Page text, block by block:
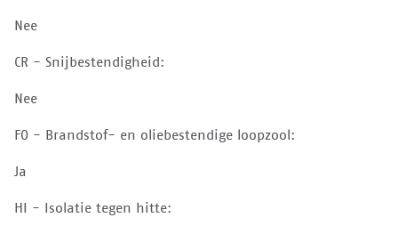
Nee
CR - Snijbestendigheid:
Nee
FO - Brandstof- en oliebestendige loopzool:
Ja
HI - Isolatie tegen hitte: